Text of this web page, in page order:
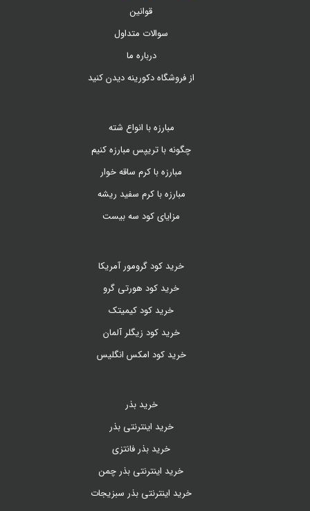
قوانین
سوالات متداول
درباره ما
از فروشگاه دکورینه دیدن کنید
مبارزه با انواع شته
چگونه با تریپس مبارزه کنیم
مبارزه با کرم ساقه خوار
مبارزه با کرم سفید ریشه
مزایای کود سه بیست
خرید کود گرومور آمریکا
خرید کود هورتی گرو
خرید کود کیمیتک
خرید کود زیگلر آلمان
خرید کود امکس انگلیس
خرید بذر
خرید اینترنتی بذر
خرید بذر فانتزی
خرید اینترنتی بذر چمن
خرید اینترنتی بذر سبزیجات